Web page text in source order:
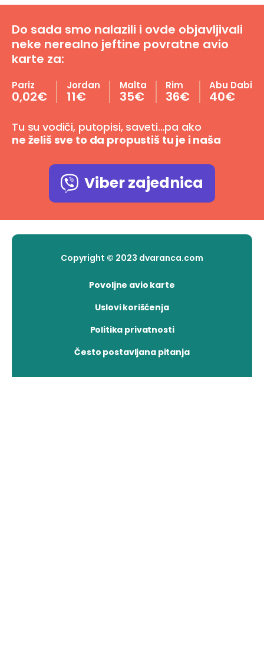
Do sada smo nalazili i ovde objavljivali
neke nerealno jeftine povratne avio
karte za:
Pariz
0,02€
Jordan
11€
Malta
35€
Rim
36€
Abu Dabi
40€
Tu su vodiči, putopisi, saveti…pa ako
ne želiš sve to da propustiš tu je i naša
Viber zajednica
Copyright © 2023 dvaranca.com
Povoljne avio karte
Uslovi korišćenja
Politika privatnosti
Često postavljana pitanja